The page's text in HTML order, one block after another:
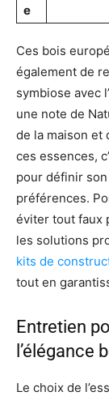
e
Ces bois
également de
symbiose avec
une note de
de la maison et
ces essences,
pour définir
préférences.
éviter tout faux
les solutions
kits de
tout en
Entretien
l’élégance
Le choix de